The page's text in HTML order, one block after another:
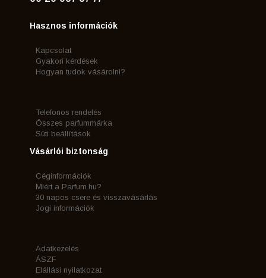
Hasznos információk
Kapcsolat
Gyakori kérdések
Hogyan tudok vásárolni?
Telefonos rendelés
Összes parfummárka
Süti beállítások
Vásárlói biztonság
Céginformációk
Miért a Parfum.hu?
30 napos csere és visszavásárlás
Jogi információk
Adatkezelés
ÁSZF
Elállási nyilatkozat